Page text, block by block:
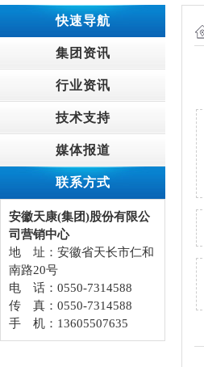
快速导航
集团资讯
行业资讯
技术支持
媒体报道
联系方式
安徽天康(集团)股份有限公
司营销中心
地 址：安徽省天长市仁和
南路20号
电 话：0550-7314588
传 真：0550-7314588
手 机：13605507635